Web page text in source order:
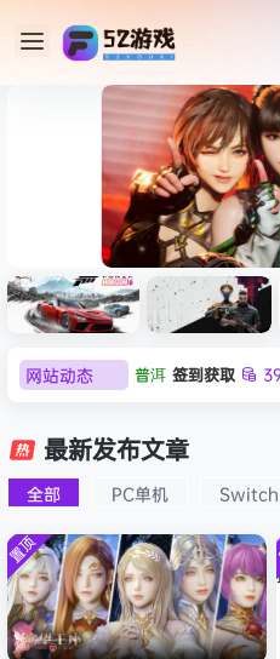
+修改器打包下载 解
速：地平
线
6（Forza
Horizon
6）免安装
中文版
心/Atomi
c
Heart》
文版
网站动态 普洱 签到获取
欢迎 0**3
欢迎c***s
欢迎V****y 加入本站
欢迎1******4 加入
l***g 签到获取
w******g 签到获取
欢迎w******g 加入
最新发布文章
全部 PC单机 Switch
置顶